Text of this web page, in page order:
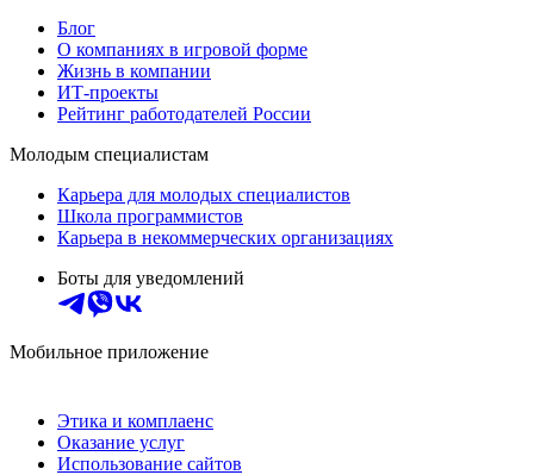
Блог
О компаниях в игровой форме
Жизнь в компании
ИТ-проекты
Рейтинг работодателей России
Молодым специалистам
Карьера для молодых специалистов
Школа программистов
Карьера в некоммерческих организациях
Боты для уведомлений
Мобильное приложение
Этика и комплаенс
Оказание услуг
Использование сайтов